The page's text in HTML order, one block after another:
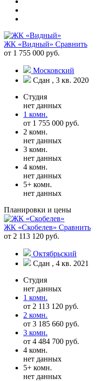
ЖК «Видный» Сравнить
от 1 755 000 руб.
Московский
Сдан , 3 кв. 2020
Студия
нет данных
1 комн.
от 1 755 000 руб.
2 комн.
нет данных
3 комн.
нет данных
4 комн.
нет данных
5+ комн.
нет данных
Планировки и цены
ЖК «Скобелев» Сравнить
от 2 113 120 руб.
Октябрьский
Сдан , 4 кв. 2021
Студия
нет данных
1 комн.
от 2 113 120 руб.
2 комн.
от 3 185 660 руб.
3 комн.
от 4 484 700 руб.
4 комн.
нет данных
5+ комн.
нет данных